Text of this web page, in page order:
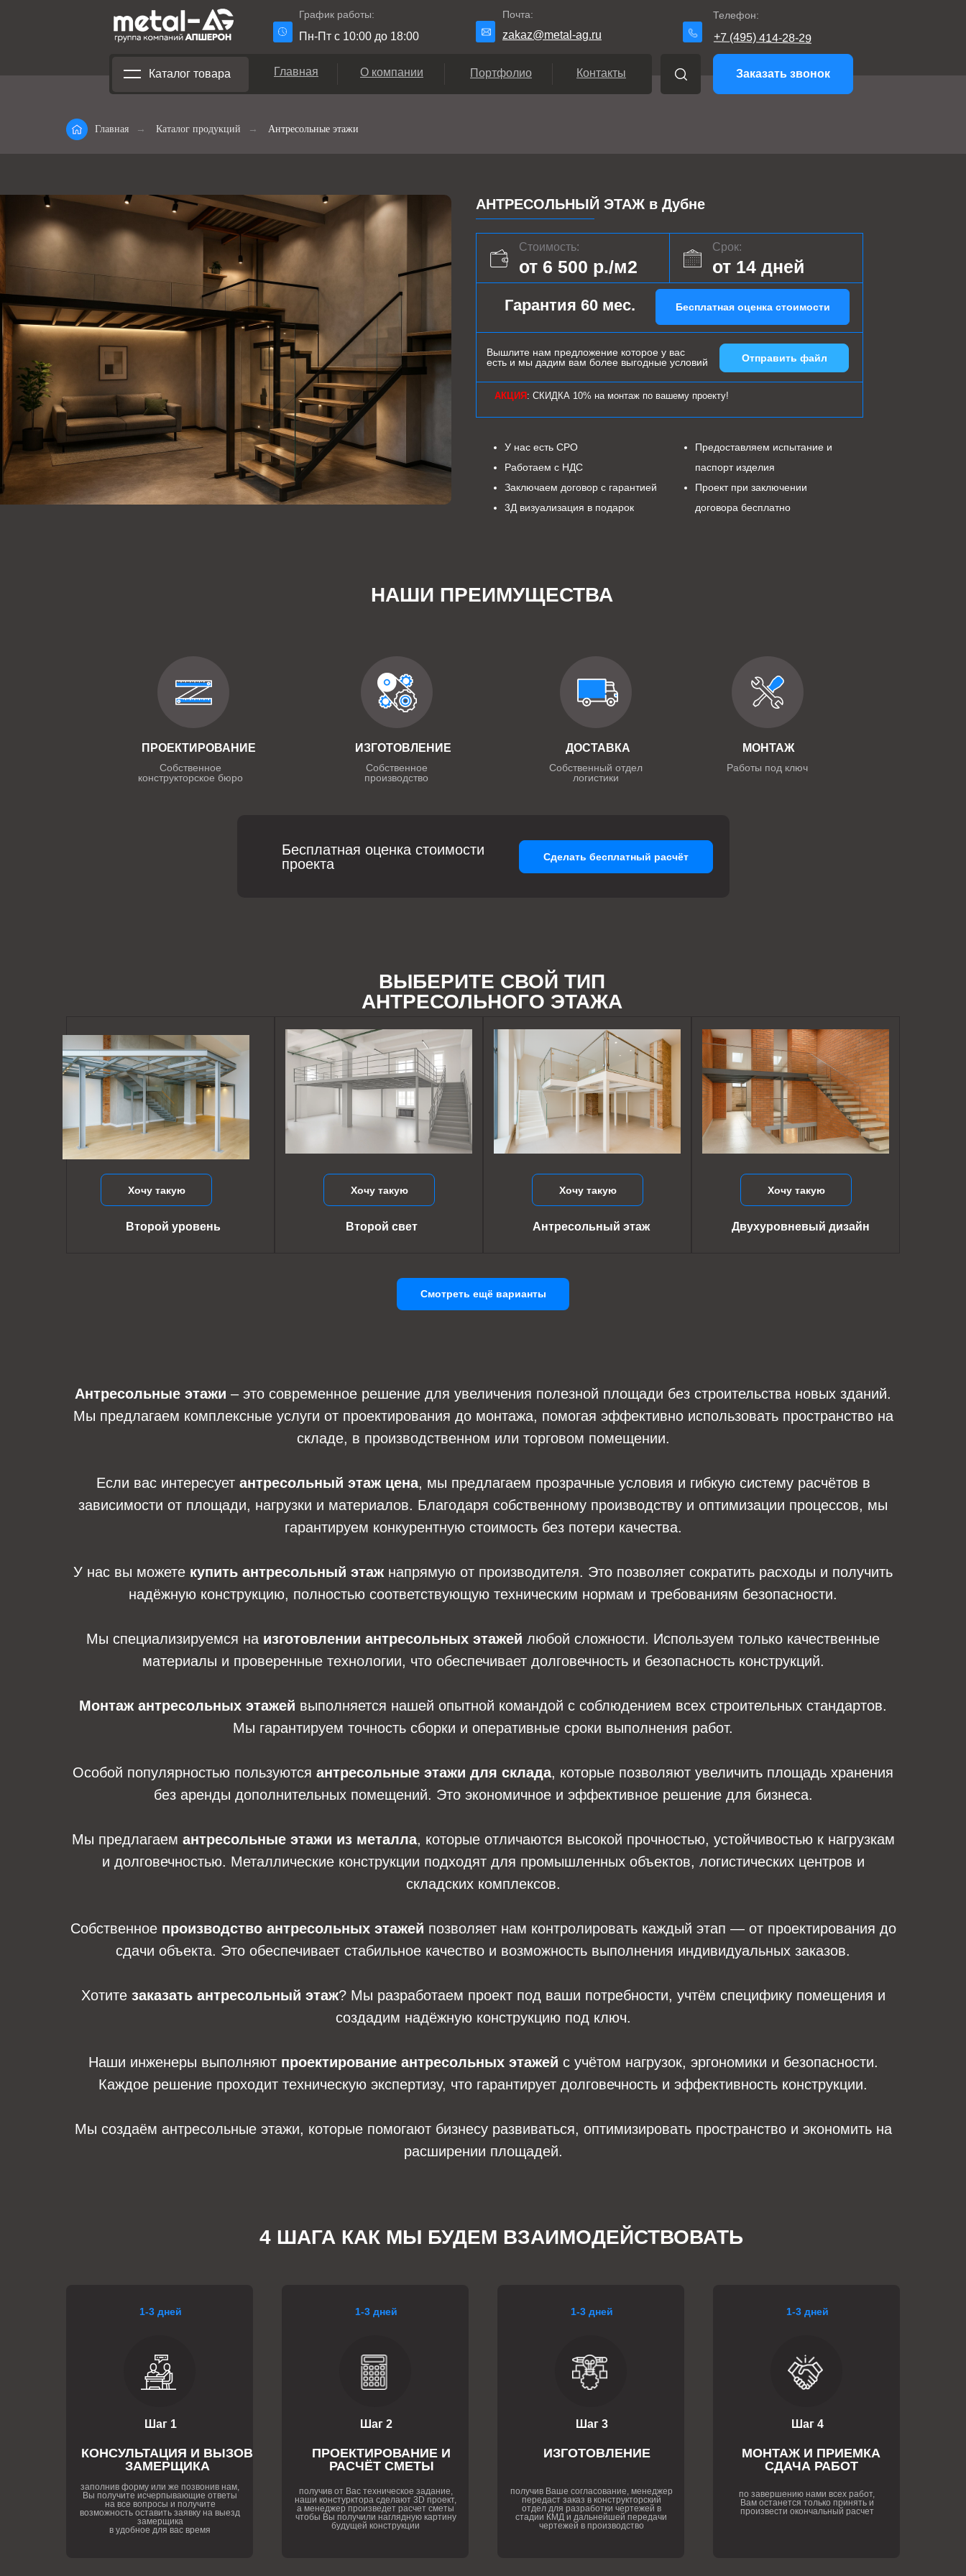
Телефон:
+7 (495) 414-28-29
Почта:
zakaz@metal-ag.ru
График работы:
Пн-Пт с 10:00 до 18:00
Каталог товара Контакты
Портфолио
О компании
Главная Заказать звонок
Главная → Каталог продукций → Антресольные этажи
АНТРЕСОЛЬНЫЙ ЭТАЖ в Дубне
Срок:
от 14 дней
Стоимость:
от 6 500 р./м2
Гарантия 60 мес. Бесплатная оценка стоимости
Вышлите нам предложение которое у вас
есть и мы дадим вам более выгодные условий
АКЦИЯ : СКИДКА 10% на монтаж по вашему проекту!
Предоставляем испытание и
паспорт изделия
Проект при заключении
договора бесплатно
У нас есть СРО
Работаем с НДС
Заключаем договор с гарантией
3Д визуализация в подарок
Отправить файл
НАШИ ПРЕИМУЩЕСТВА
ПРОЕКТИРОВАНИЕ
Собственное
конструкторское бюро
ИЗГОТОВЛЕНИЕ
Собственное
производство
ДОСТАВКА
Собственный отдел
логистики
МОНТАЖ
Работы под ключ
Бесплатная оценка стоимости
проекта
Сделать бесплатный расчёт
ВЫБЕРИТЕ СВОЙ ТИП
АНТРЕСОЛЬНОГО ЭТАЖА
Хочу такую
Двухуровневый дизайн
Хочу такую
Антресольный этаж
Хочу такую
Второй свет
Хочу такую
Второй уровень
Смотреть ещё варианты
Антресольные этажи – это современное решение для увеличения полезной площади без строительства новых зданий.
Мы предлагаем комплексные услуги от проектирования до монтажа, помогая эффективно использовать пространство на
складе, в производственном или торговом помещении.
Если вас интересует антресольный этаж цена, мы предлагаем прозрачные условия и гибкую систему расчётов в
зависимости от площади, нагрузки и материалов. Благодаря собственному производству и оптимизации процессов, мы
гарантируем конкурентную стоимость без потери качества.
У нас вы можете купить антресольный этаж напрямую от производителя. Это позволяет сократить расходы и получить
надёжную конструкцию, полностью соответствующую техническим нормам и требованиям безопасности.
Мы специализируемся на изготовлении антресольных этажей любой сложности. Используем только качественные
материалы и проверенные технологии, что обеспечивает долговечность и безопасность конструкций.
Монтаж антресольных этажей выполняется нашей опытной командой с соблюдением всех строительных стандартов.
Мы гарантируем точность сборки и оперативные сроки выполнения работ.
Особой популярностью пользуются антресольные этажи для склада, которые позволяют увеличить площадь хранения
без аренды дополнительных помещений. Это экономичное и эффективное решение для бизнеса.
Мы предлагаем антресольные этажи из металла, которые отличаются высокой прочностью, устойчивостью к нагрузкам
и долговечностью. Металлические конструкции подходят для промышленных объектов, логистических центров и
складских комплексов.
Собственное производство антресольных этажей позволяет нам контролировать каждый этап — от проектирования до
сдачи объекта. Это обеспечивает стабильное качество и возможность выполнения индивидуальных заказов.
Хотите заказать антресольный этаж? Мы разработаем проект под ваши потребности, учтём специфику помещения и
создадим надёжную конструкцию под ключ.
Наши инженеры выполняют проектирование антресольных этажей с учётом нагрузок, эргономики и безопасности.
Каждое решение проходит техническую экспертизу, что гарантирует долговечность и эффективность конструкции.
Мы создаём антресольные этажи, которые помогают бизнесу развиваться, оптимизировать пространство и экономить на
расширении площадей.
4 ШАГА КАК МЫ БУДЕМ ВЗАИМОДЕЙСТВОВАТЬ
1-3 дней
Шаг 4
МОНТАЖ И ПРИЕМКА
СДАЧА РАБОТ
по завершению нами всех работ,
Вам останется только принять и
произвести окончальный расчет
1-3 дней
Шаг 3
ИЗГОТОВЛЕНИЕ
получив Ваше согласование, менеджер
передаст заказ в конструкторский
отдел для разработки чертежей в
стадии КМД и дальнейшей передачи
чертежей в производство
1-3 дней
Шаг 2
ПРОЕКТИРОВАНИЕ И
РАСЧЁТ СМЕТЫ
получив от Вас техническое задание,
наши констурктора сделают 3D проект,
а менеджер произведет расчет сметы
чтобы Вы получили наглядную картину
будущей конструкции
1-3 дней
Шаг 1
КОНСУЛЬТАЦИЯ И ВЫЗОВ
ЗАМЕРЩИКА
заполнив форму или же позвонив нам,
Вы получите исчерпывающие ответы
на все вопросы и получите
возможность оставить заявку на выезд
замерщика
в удобное для вас время